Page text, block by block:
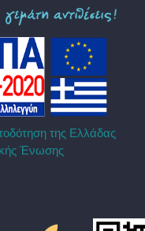
της Ελλάδας
Ένωσης